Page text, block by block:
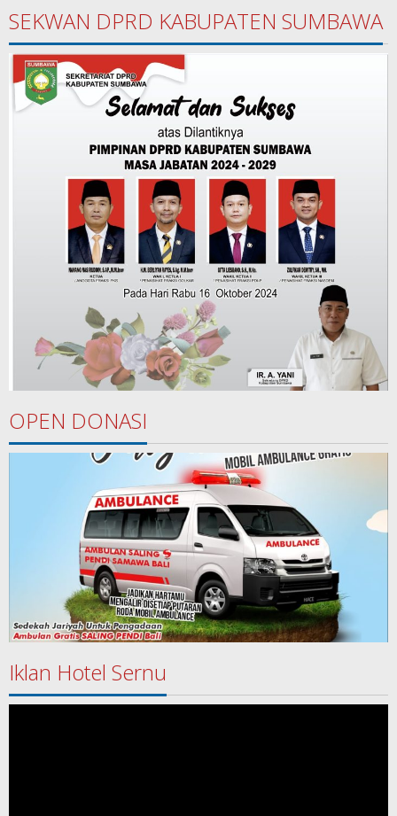
SEKWAN DPRD KABUPATEN SUMBAWA
OPEN DONASI
Iklan Hotel Sernu